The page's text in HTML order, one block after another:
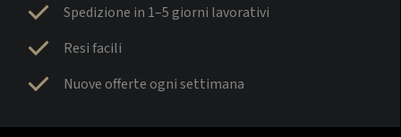
Spedizione in 1–5 giorni lavorativi
Resi facili
Nuove offerte ogni settimana